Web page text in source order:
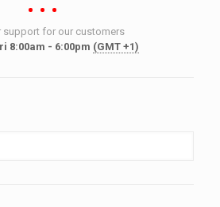
support for our customers
8:00am - 6:00pm (GMT +1)